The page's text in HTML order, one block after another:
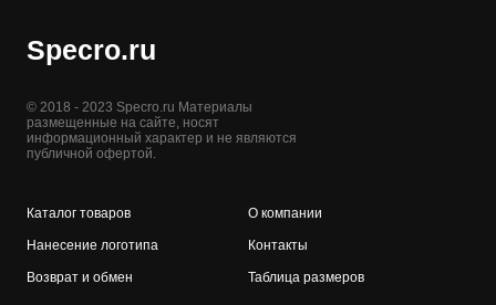
Specro.ru
© 2018 - 2023 Specro.ru Материалы
размещенные на сайте, носят
информационный характер и не являются
публичной офертой.
Каталог товаров
Нанесение логотипа
Возврат и обмен
О компании
Контакты
Таблица размеров